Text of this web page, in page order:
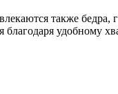
также бедра,
удобному